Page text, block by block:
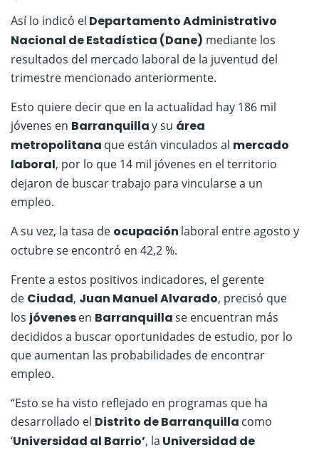
Así lo indicó el Departamento Administrativo
Nacional de Estadística (Dane) mediante los
resultados del mercado laboral de la juventud del
trimestre mencionado anteriormente.
Esto quiere decir que en la actualidad hay 186 mil
jóvenes en Barranquillay su área
metropolitana que están vinculados al mercado
laboral, por lo que 14 mil jóvenes en el territorio
dejaron de buscar trabajo para vincularse a un
empleo.
A su vez, la tasa de ocupación laboral entre agosto y
octubre se encontró en 42,2 %.
Frente a estos positivos indicadores, el gerente
de Ciudad, Juan Manuel Alvarado, precisó que
los jóvenesen Barranquillase encuentran más
decididos a buscar oportunidades de estudio, por lo
que aumentan las probabilidades de encontrar
empleo.
“Esto se ha visto reflejado en programas que ha
desarrollado el Distrito de Barranquilla como
‘Universidad al Barrio’, la Universidad de